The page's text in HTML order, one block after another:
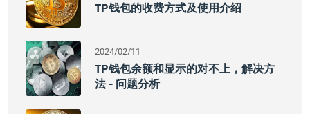
TP钱包的收费方式及使用介绍
2024/02/11
TP钱包余额和显示的对不上，解决方
法 - 问题分析